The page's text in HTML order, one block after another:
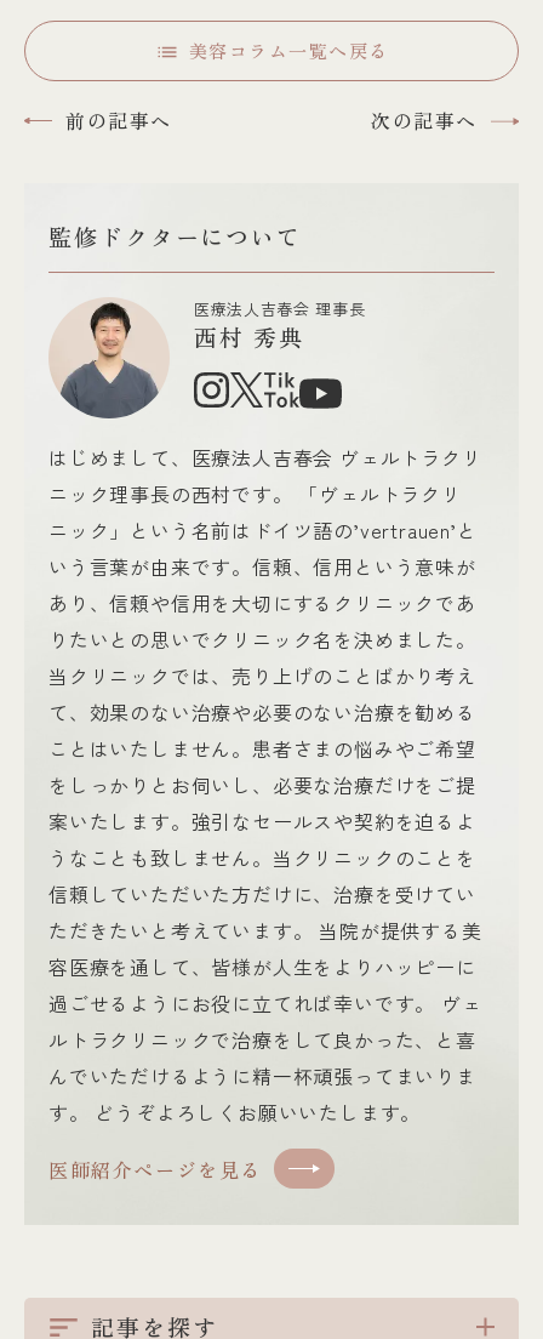
前の記事へ 次の記事へ
美容コラム一覧へ戻る
監修ドクターについて
医療法人吉春会 理事長
西村 秀典
はじめまして、医療法人吉春会 ヴェルトラクリ
ニック理事長の西村です。 「ヴェルトラクリ
ニック」という名前はドイツ語の’vertrauen’と
いう言葉が由来です。信頼、信用という意味が
あり、信頼や信用を大切にするクリニックであ
りたいとの思いでクリニック名を決めました。
当クリニックでは、売り上げのことばかり考え
て、効果のない治療や必要のない治療を勧める
ことはいたしません。患者さまの悩みやご希望
をしっかりとお伺いし、必要な治療だけをご提
案いたします。強引なセールスや契約を迫るよ
うなことも致しません。当クリニックのことを
信頼していただいた方だけに、治療を受けてい
ただきたいと考えています。 当院が提供する美
容医療を通して、皆様が人生をよりハッピーに
過ごせるようにお役に立てれば幸いです。 ヴェ
ルトラクリニックで治療をして良かった、と喜
んでいただけるように精一杯頑張ってまいりま
す。 どうぞよろしくお願いいたします。
医師紹介ページを見る
記事を探す